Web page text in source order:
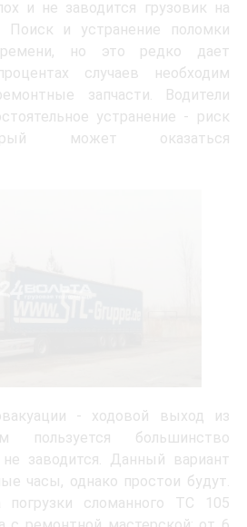
и не заводится грузовик на
Поиск и устранение поломки
но это редко дает
случаев необходим
запчасти. Водители
устранение - риск
может оказаться
- ходовой выход из
пользуется большинство
заводится. Данный вариант
часы, однако простои будут.
погрузки сломанного ТС 105